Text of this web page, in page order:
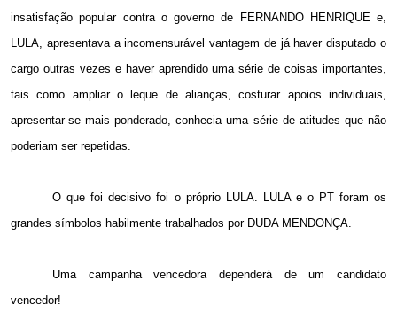
insatisfação popular contra o governo de FERNANDO HENRIQUE e,
LULA, apresentava a incomensurável vantagem de já haver disputado o
cargo outras vezes e haver aprendido uma série de coisas importantes,
tais como ampliar o leque de alianças, costurar apoios individuais,
apresentar-se mais ponderado, conhecia uma série de atitudes que não
poderiam ser repetidas.
O que foi decisivo foi o próprio LULA. LULA e o PT foram os
grandes símbolos habilmente trabalhados por DUDA MENDONÇA.
Uma campanha vencedora dependerá de um candidato
vencedor!